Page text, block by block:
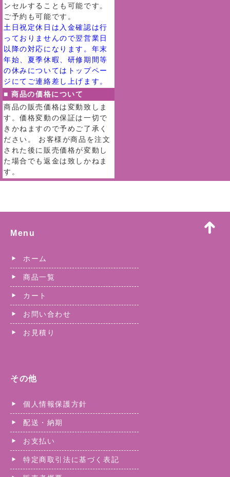
ンセルすることも可能です。
ご予約も可能です。
土日祝定休日は入金確認は行
っておりませんので翌営業日
以降の対応になります。年末
年始、夏季休暇、研修期間等
の休みについてはトップペー
ジにてご連絡差し上げます。
■ 商品の価格について
商品の販売価格は変動致しま
す。価格変動の保証は一切で
きかねますので予めご了承く
ださい。 お客様が商品を注文
された後に販売価格が変動し
た場合でも返金は致しかねま
す。
Menu
ホーム
商品一覧
カート
お問い合わせ
お見積り
その他
個人情報保護方針
配送・納期
お支払い
特定商取引法に基づく表記